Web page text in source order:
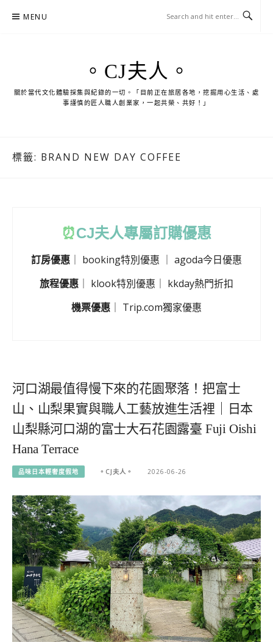
MENU
。CJ夫人。
關於當代文化體驗採集與紀錄的一切。「目前正在旅居各地，挖掘用心生活、處
事謹慎的匠人職人創業家，一起共榮、共好！」
標籤: BRAND NEW DAY COFFEE
⏰CJ夫人專屬訂購優惠
訂房優惠 booking特別優惠
agoda今日優惠
旅程優惠
klook特別優惠
kkday熱門折扣
機票優惠
Trip.com獨家優惠
河口湖最值得慢下來的花園聚落！把富士
山、山梨果實與職人工藝放進生活裡｜日本
山梨縣河口湖的富士大石花園露臺 Fuji Oishi
Hana Terrace
品味日本輕奢度假地 。CJ夫人。 2026-06-26